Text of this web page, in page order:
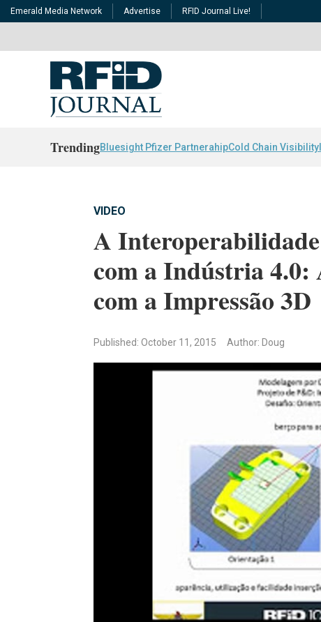
Emerald Media Network Advertise RFID Journal Live!
TrendingBluesight Pfizer PartnerahipCold Chain Visibility
VIDEO
A
com a Indústria
com a Impressão 3D
Published: October 11, 2015 Author: Doug